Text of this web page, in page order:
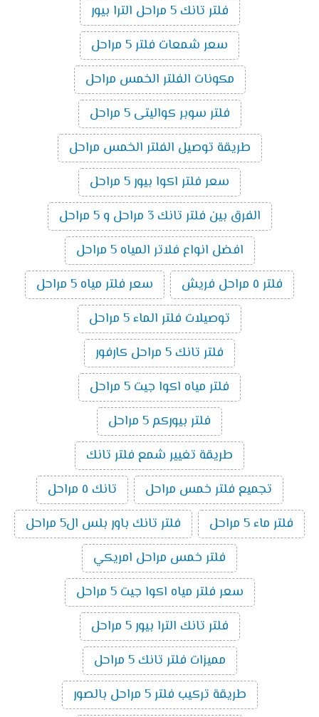
فلتر تانك 5 مراحل الترا بيور
سعر شمعات فلتر 5 مراحل
مكونات الفلتر الخمس مراحل
فلتر سوبر كواليتى 5 مراحل
طريقة توصيل الفلتر الخمس مراحل
سعر فلتر اكوا بيور 5 مراحل
الفرق بين فلتر تانك 3 مراحل و 5 مراحل
افضل انواع فلاتر المياه 5 مراحل
فلتر ٥ مراحل فريش
سعر فلتر مياه 5 مراحل
توصيلات فلتر الماء 5 مراحل
فلتر تانك 5 مراحل كارفور
فلتر مياه اكوا جيت 5 مراحل
فلتر بيوركم 5 مراحل
طريقة تغيير شمع فلتر تانك
تجميع فلتر خمس مراحل
تانك ٥ مراحل
فلتر ماء 5 مراحل
فلتر تانك باور بلس ال5 مراحل
فلتر خمس مراحل امريكي
سعر فلتر مياه اكوا جيت 5 مراحل
فلتر تانك الترا بيور 5 مراحل
مميزات فلتر تانك 5 مراحل
طريقة تركيب فلتر 5 مراحل بالصور